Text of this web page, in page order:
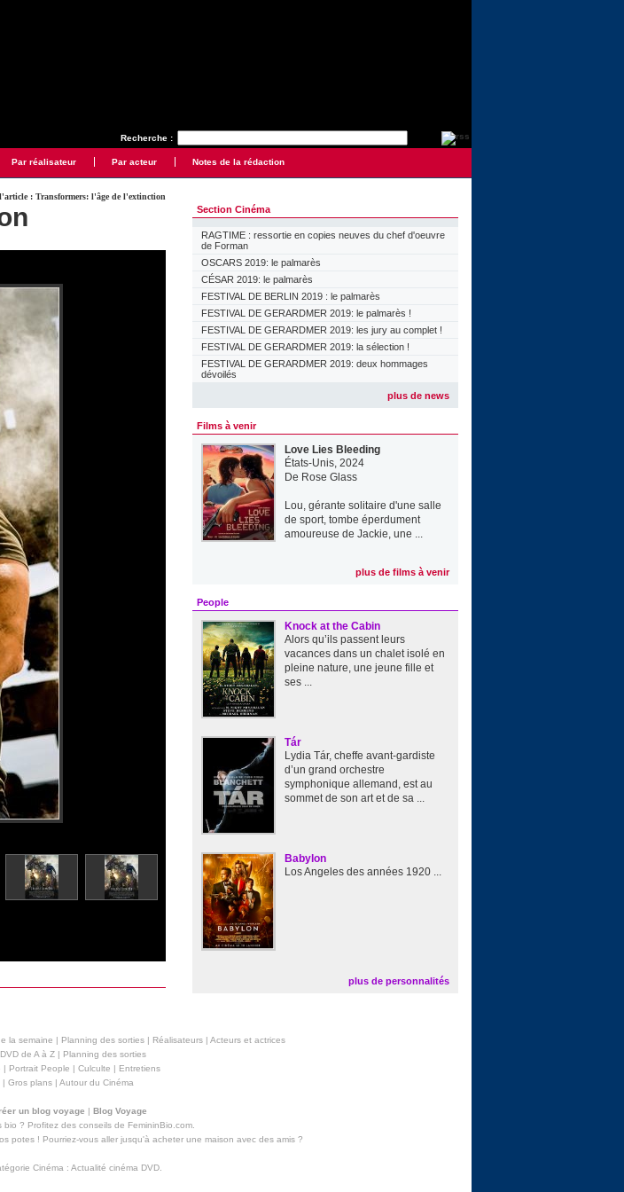
Recherche :
Par réalisateur Par acteur Notes de la rédaction
: Transformers: l'âge de l'extinction
Section Cinéma
RAGTIME : ressortie en copies neuves du chef d'oeuvre
de Forman
OSCARS 2019: le palmarès
CÉSAR 2019: le palmarès
FESTIVAL DE BERLIN 2019 : le palmarès
FESTIVAL DE GERARDMER 2019: le palmarès !
FESTIVAL DE GERARDMER 2019: les jury au complet !
FESTIVAL DE GERARDMER 2019: la sélection !
FESTIVAL DE GERARDMER 2019: deux hommages
dévoilés
plus de news
Films à venir
Love Lies Bleeding
États-Unis, 2024
De Rose Glass
Lou, gérante solitaire d'une salle
de sport, tombe éperdument
amoureuse de Jackie, une ...
plus de films à venir
People
Knock at the Cabin
Alors qu’ils passent leurs
vacances dans un chalet isolé en
pleine nature, une jeune fille et
ses ...
Tár
Lydia Tár, cheffe avant-gardiste
d’un grand orchestre
symphonique allemand, est au
sommet de son art et de sa ...
Babylon
Los Angeles des années 1920 ...
plus de personnalités
la semaine | Planning des sorties| Réalisateurs| Acteurs et actrices
DVD de A à Z| Planning des sorties
| Portrait People | Culculte | Entretiens
| Gros plans | Autour du Cinéma
un blog voyage | Blog Voyage
bio ? Profitez des conseils de FemininBio.com.
potes ! Pourriez-vous aller jusqu'à acheter une maison avec des amis?
Cinéma : Actualité cinéma DVD